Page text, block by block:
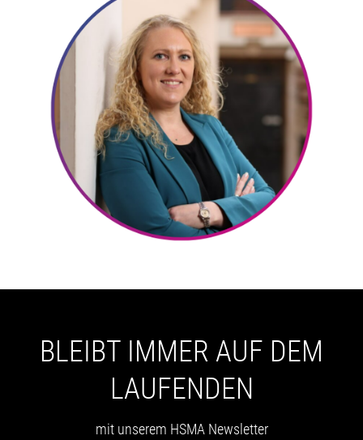
BLEIBT IMMER AUF DEM
LAUFENDEN
mit unserem HSMA Newsletter